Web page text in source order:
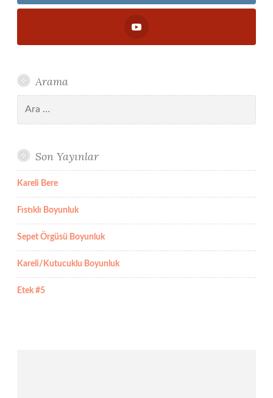
Arama
Son Yayınlar
Kareli Bere
Fıstıklı Boyunluk
Sepet Örgüsü Boyunluk
Kareli/Kutucuklu Boyunluk
Etek #5